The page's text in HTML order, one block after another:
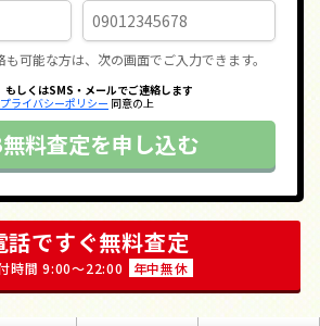
可能な方は、次の画面でご入力できます。
もしくはSMS・メールでご連絡します
プライバシーポリシー 同意の上
料査定を申し込む
話ですぐ無料査定
時間 9:00〜22:00 年中無休